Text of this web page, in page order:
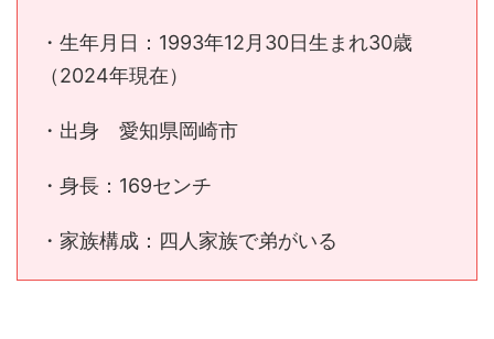
・生年月日：1993年12月30日生まれ30歳
（2024年現在）
・出身 愛知県岡崎市
・身長：169センチ
・家族構成：四人家族で弟がいる